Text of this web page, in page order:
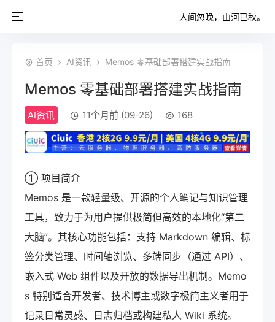
人间忽晚，山河已秋。
首页 AI资讯 Memos 零基础部署搭建实战指南
Memos 零基础部署搭建实战指南
AI资讯 11个月前 (09-26) 168
① 项目简介
Memos 是一款轻量级、开源的个人笔记与知识管理
工具，致力于为用户提供极简但高效的本地化“第二
大脑”。其核心功能包括：支持 Markdown 编辑、标
签分类管理、时间轴浏览、多端同步（通过 API）、
嵌入式 Web 组件以及开放的数据导出机制。Memo
s 特别适合开发者、技术博主或数字极简主义者用于
记录日常灵感、日志归档或构建私人 Wiki 系统。